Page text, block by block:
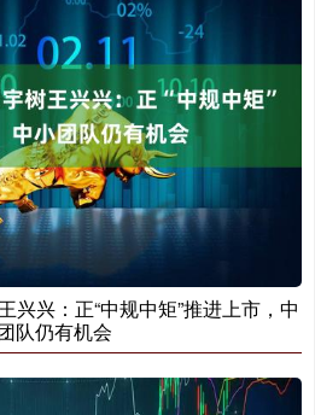
兴兴：正“中规中矩”推进上市，中
队仍有机会